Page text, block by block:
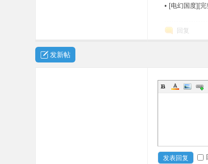
• [电幻国度][
回复
发新帖
发表回复